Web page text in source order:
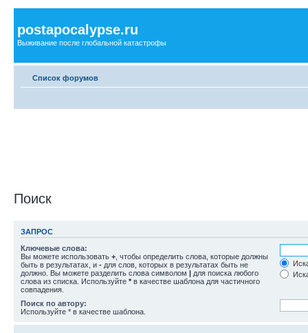
postapocalypse.ru
Выживание после глобальной катастрофы
Список форумов
Поиск
ЗАПРОС
Ключевые слова:
Вы можете использовать + , чтобы определить слова, которые должны
быть в результатах, и - для слов, которых в результатах быть не
должно. Вы можете разделить слова символом | для поиска любого
слова из списка. Используйте * в качестве шаблона для частичного
совпадения.
Поиск по автору:
Используйте * в качестве шаблона.